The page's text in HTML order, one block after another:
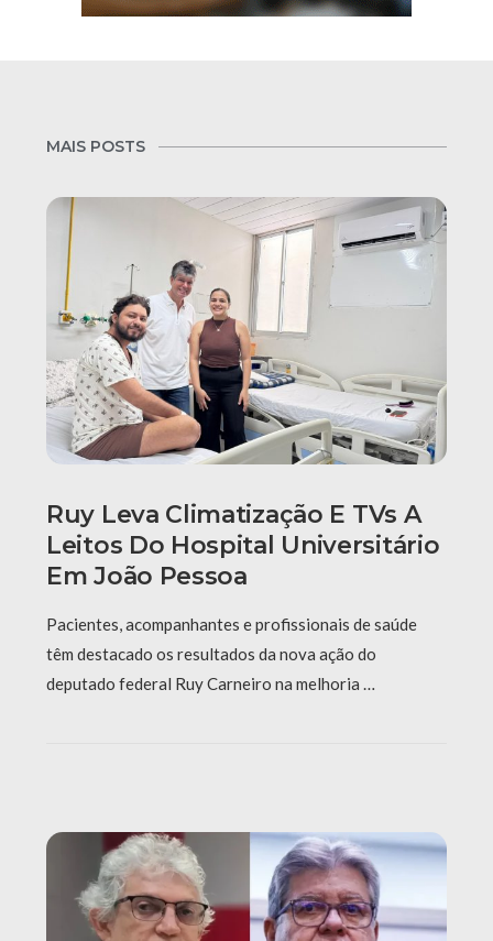
MAIS POSTS
Ruy Leva Climatização E TVs A
Leitos Do Hospital Universitário
Em João Pessoa
Pacientes, acompanhantes e profissionais de saúde
têm destacado os resultados da nova ação do
deputado federal Ruy Carneiro na melhoria …